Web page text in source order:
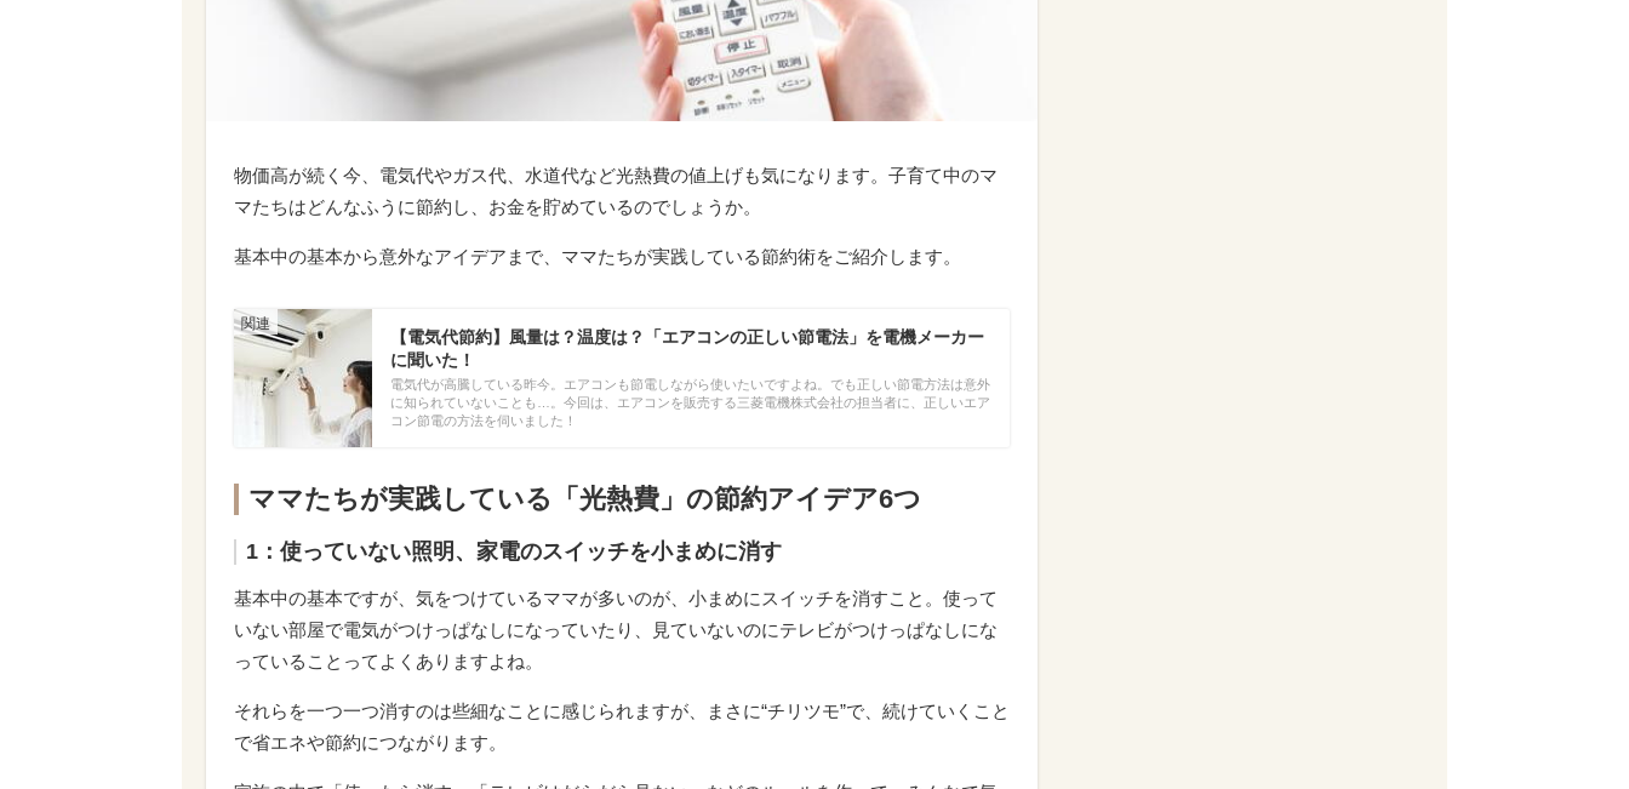
物価高が続く今、電気代やガス代、水道代など光熱費の値上げも気になります。子育て中のマ
マたちはどんなふうに節約し、お金を貯めているのでしょうか。
基本中の基本から意外なアイデアまで、ママたちが実践している節約術をご紹介します。
【電気代節約】風量は？温度は？「エアコンの正しい節電法」を電機メーカー
に聞いた！
電気代が高騰している昨今。エアコンも節電しながら使いたいですよね。でも正しい節電方法は意外
に知られていないことも…。今回は、エアコンを販売する三菱電機株式会社の担当者に、正しいエア
コン節電の方法を伺いました！
ママたちが実践している「光熱費」の節約アイデア6つ
1：使っていない照明、家電のスイッチを小まめに消す
基本中の基本ですが、気をつけているママが多いのが、小まめにスイッチを消すこと。使って
いない部屋で電気がつけっぱなしになっていたり、見ていないのにテレビがつけっぱなしにな
っていることってよくありますよね。
それらを一つ一つ消すのは些細なことに感じられますが、まさに“チリツモ”で、続けていくこと
で省エネや節約につながります。